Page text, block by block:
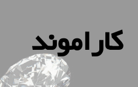
كاراموند